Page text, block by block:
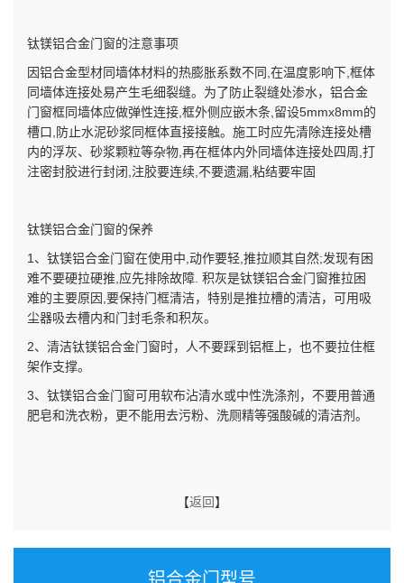
钛镁铝合金门窗的注意事项
因铝合金型材同墙体材料的热膨胀系数不同,在温度影响下,框体
同墙体连接处易产生毛细裂缝。为了防止裂缝处渗水，铝合金
门窗框同墙体应做弹性连接,框外侧应嵌木条,留设5mmx8mm的
槽口,防止水泥砂浆同框体直接接触。施工时应先清除连接处槽
内的浮灰、砂浆颗粒等杂物,再在框体内外同墙体连接处四周,打
注密封胶进行封闭,注胶要连续,不要遗漏,粘结要牢固
钛镁铝合金门窗的保养
1、钛镁铝合金门窗在使用中,动作要轻,推拉顺其自然;发现有困
难不要硬拉硬推,应先排除故障. 积灰是钛镁铝合金门窗推拉困
难的主要原因,要保持门框清洁，特别是推拉槽的清洁，可用吸
尘器吸去槽内和门封毛条和积灰。
2、清洁钛镁铝合金门窗时，人不要踩到铝框上，也不要拉住框
架作支撑。
3、钛镁铝合金门窗可用软布沾清水或中性洗涤剂，不要用普通
肥皂和洗衣粉，更不能用去污粉、洗厕精等强酸碱的清洁剂。
【返回】